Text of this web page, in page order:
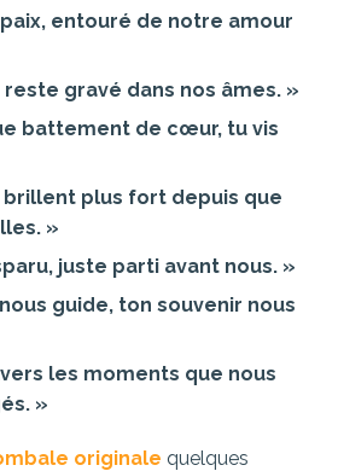
entouré de notre amour
reste gravé dans nos âmes. »
battement de cœur, tu vis
plus fort depuis que
»
juste parti avant nous. »
guide, ton souvenir nous
les moments que nous
»
originale quelques